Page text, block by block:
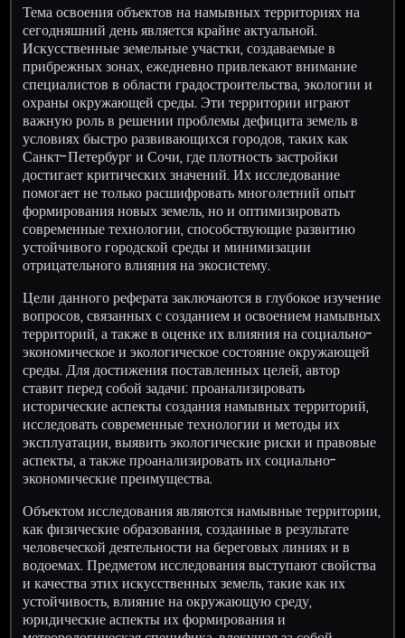
Тема освоения объектов на намывных территориях на
сегодняшний день является крайне актуальной.
Искусственные земельные участки, создаваемые в
прибрежных зонах, ежедневно привлекают внимание
специалистов в области градостроительства, экологии и
охраны окружающей среды. Эти территории играют
важную роль в решении проблемы дефицита земель в
условиях быстро развивающихся городов, таких как
Санкт-Петербург и Сочи, где плотность застройки
достигает критических значений. Их исследование
помогает не только расшифровать многолетний опыт
формирования новых земель, но и оптимизировать
современные технологии, способствующие развитию
устойчивого городской среды и минимизации
отрицательного влияния на экосистему.
Цели данного реферата заключаются в глубокое изучение
вопросов, связанных с созданием и освоением намывных
территорий, а также в оценке их влияния на социально-
экономическое и экологическое состояние окружающей
среды. Для достижения поставленных целей, автор
ставит перед собой задачи: проанализировать
исторические аспекты создания намывных территорий,
исследовать современные технологии и методы их
эксплуатации, выявить экологические риски и правовые
аспекты, а также проанализировать их социально-
экономические преимущества.
Объектом исследования являются намывные территории,
как физические образования, созданные в результате
человеческой деятельности на береговых линиях и в
водоемах. Предметом исследования выступают свойства
и качества этих искусственных земель, такие как их
устойчивость, влияние на окружающую среду,
юридические аспекты их формирования и